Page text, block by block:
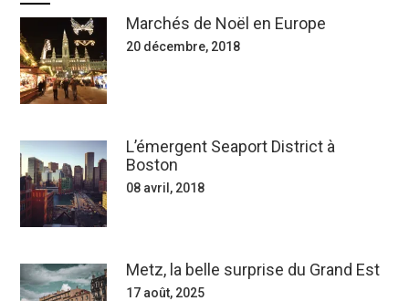
Marchés de Noël en Europe
20 décembre, 2018
L’émergent Seaport District à
Boston
08 avril, 2018
Metz, la belle surprise du Grand Est
17 août, 2025